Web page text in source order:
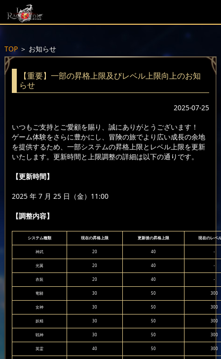
TOP＞ お知らせ
【重要】一部の昇格上限及びレベル上限向上のお知
らせ
2025-07-25
いつもご支持とご愛顧を賜り、誠にありがとうございます！
ゲーム体験をさらに豊かにし、冒険の旅でより広い成長の余地
を提供するため、一部システムの昇格上限とレベル上限を更新
いたします。更新時間と上限調整の詳細は以下の通りです。
【更新時間】
2025 年 7 月 25 日（金）11:00
【調整内容】
システム種類 現在の昇格上限 更新後の昇格上限 現在のレベ
神武 20 40 -
光翼 20 40 -
衣装 20 40 -
竜騎 30 50 300
女神 30 50 300
妖精 30 50 300
戦神 30 50 300
英霊 40 50 300